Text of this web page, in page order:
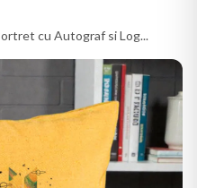
cu Autograf si Log...